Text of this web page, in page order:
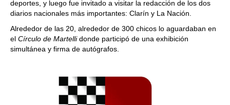
deportes, y luego fue invitado a visitar la redacción de los dos
diarios nacionales más importantes: Clarín y La Nación.
Alrededor de las 20, alrededor de 300 chicos lo aguardaban en
el Círculo de Martellidonde participó de una exhibición
simultánea y firma de autógrafos.